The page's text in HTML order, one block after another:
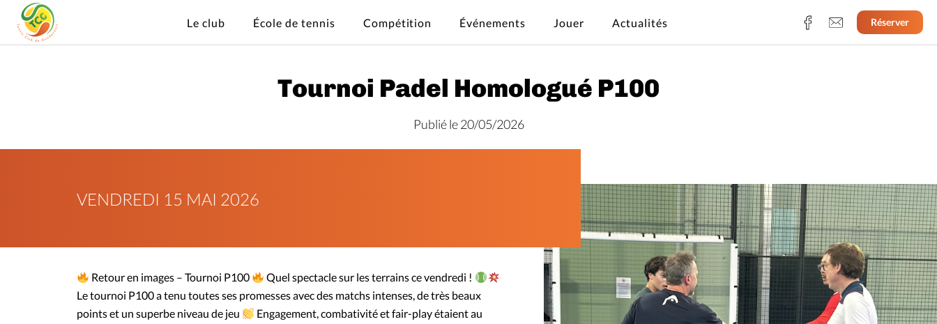
Le club École de tennis Compétition Événements Jouer Actualités Réserver
Tournoi Padel Homologué P100
Publié le 20/05/2026
VENDREDI 15 MAI 2026
Retour en images – Tournoi P100
Quel spectacle sur les terrains ce vendredi !
Le tournoi P100 a tenu toutes ses promesses avec des matchs intenses, de très beaux
points et un superbe niveau de jeu
Engagement, combativité et fair-play étaient au